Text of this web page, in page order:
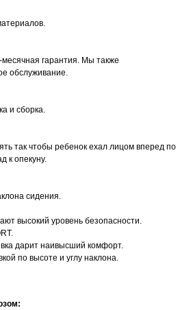
гарантия. Мы также
обслуживание.
и сборка.
так чтобы ребенок ехал лицом вперед по
к опекуну.
сидения.
высокий уровень безопасности.
дарит наивысший комфорт.
по высоте и углу наклона.